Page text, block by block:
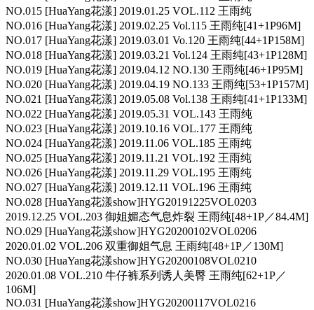
NO.015 [HuaYang花漾] 2019.01.25 VOL.112 王雨纯
NO.016 [HuaYang花漾] 2019.02.25 Vol.115 王雨纯[41+1P96M]
NO.017 [HuaYang花漾] 2019.03.01 Vo.120 王雨纯[44+1P158M]
NO.018 [HuaYang花漾] 2019.03.21 Vol.124 王雨纯[43+1P128M]
NO.019 [HuaYang花漾] 2019.04.12 NO.130 王雨纯[46+1P95M]
NO.020 [HuaYang花漾] 2019.04.19 NO.133 王雨纯[53+1P157M]
NO.021 [HuaYang花漾] 2019.05.08 Vol.138 王雨纯[41+1P133M]
NO.022 [HuaYang花漾] 2019.05.31 VOL.143 王雨纯
NO.023 [HuaYang花漾] 2019.10.16 VOL.177 王雨纯
NO.024 [HuaYang花漾] 2019.11.06 VOL.185 王雨纯
NO.025 [HuaYang花漾] 2019.11.21 VOL.192 王雨纯
NO.026 [HuaYang花漾] 2019.11.29 VOL.195 王雨纯
NO.027 [HuaYang花漾] 2019.12.11 VOL.196 王雨纯
NO.028 [HuaYang花漾show]HYG20191225VOL0203
2019.12.25 VOL.203 御姐媚态气息炸裂 王雨纯[48+1P／84.4M]
NO.029 [HuaYang花漾show]HYG20200102VOL0206
2020.01.02 VOL.206 双重御姐气息 王雨纯[48+1P／130M]
NO.030 [HuaYang花漾show]HYG20200108VOL0210
2020.01.08 VOL.210 牛仔裤系列诱人美臀 王雨纯[62+1P／
106M]
NO.031 [HuaYang花漾show]HYG20200117VOL0216